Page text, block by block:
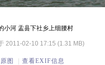
小河 盂县下社乡上细腰村
2011-02-10 17:15 (1.31 MB)
图 | 查看EXIF信息